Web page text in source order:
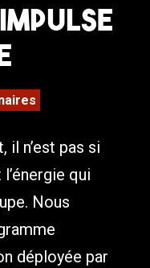
il n’est pas si
qui
Nous
déployée par